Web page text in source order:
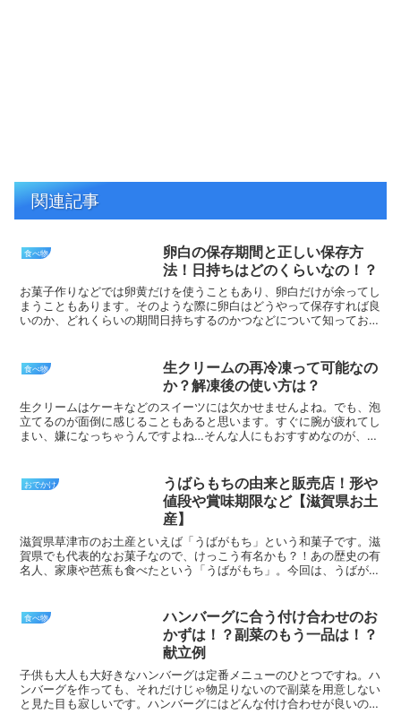
関連記事
食べ物
卵白の保存期間と正しい保存方
法！日持ちはどのくらいなの！？
お菓子作りなどでは卵黄だけを使うこともあり、卵白だけが余ってし
まうこともあります。そのような際に卵白はどうやって保存すれば良
いのか、どれくらいの期間日持ちするのかつなどについて知っておく
食べ物
生クリームの再冷凍って可能なの
か？解凍後の使い方は？
生クリームはケーキなどのスイーツには欠かせませんよね。でも、泡
立てるのが面倒に感じることもあると思います。すぐに腕が疲れてし
まい、嫌になっちゃうんですよね…そんな人にもおすすめなのが、冷
おでかけ
うばらもちの由来と販売店！形や
値段や賞味期限など【滋賀県お土
産】
滋賀県草津市のお土産といえば「うばがもち」という和菓子です。滋
賀県でも代表的なお菓子なので、けっこう有名かも？！あの歴史の有
名人、家康や芭蕉も食べたという「うばがもち」。今回は、うばがも
食べ物
ハンバーグに合う付け合わせのお
かずは！？副菜のもう一品は！？
献立例
子供も大人も大好きなハンバーグは定番メニューのひとつですね。ハ
ンバーグを作っても、それだけじゃ物足りないので副菜を用意しない
と見た目も寂しいです。ハンバーグにはどんな付け合わせが良いの